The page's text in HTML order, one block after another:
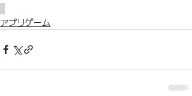
アプリゲーム